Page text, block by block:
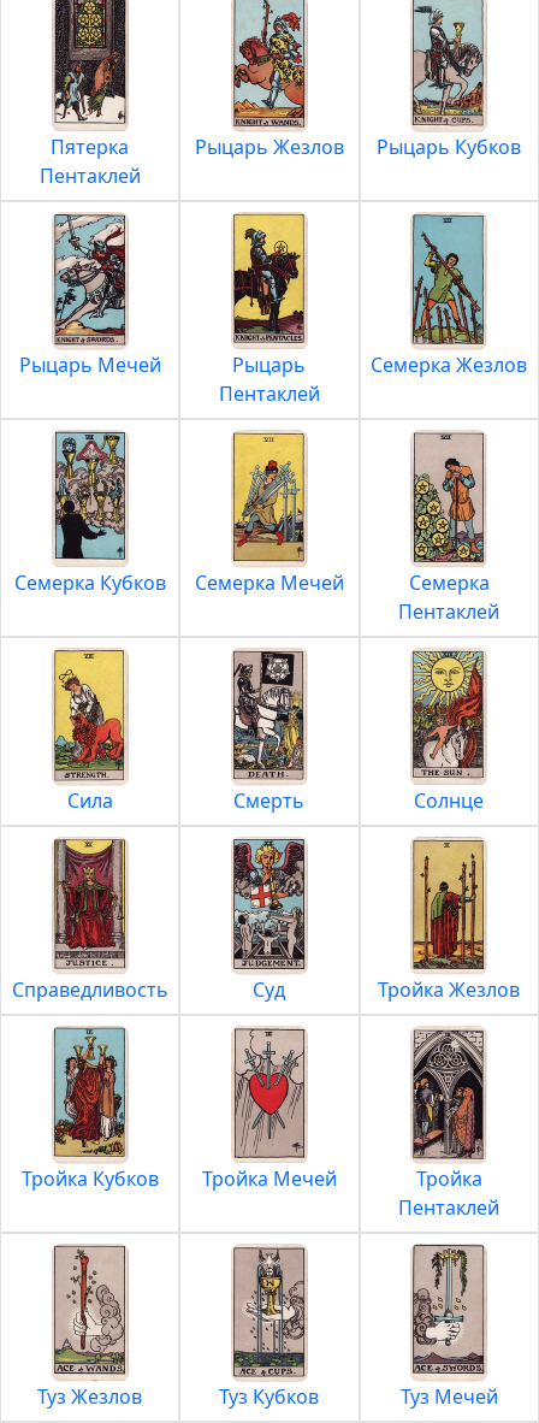
Пятерка
Пентаклей
Рыцарь Жезлов Рыцарь Кубков
Рыцарь Мечей
Рыцарь
Пентаклей
Семерка Жезлов
Семерка Кубков Семерка Мечей
Семерка
Пентаклей
Сила Смерть Солнце
Справедливость Суд Тройка Жезлов
Тройка Кубков Тройка Мечей
Тройка
Пентаклей
Туз Жезлов Туз Кубков Туз Мечей